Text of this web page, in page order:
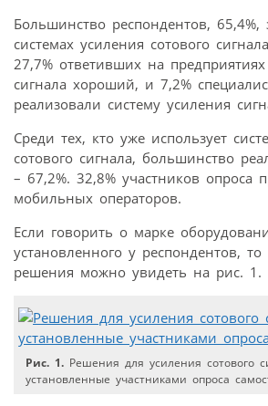
Большинство респондентов, 65,4%,
системах усиления сотового
27,7% ответивших на
сигнала хороший, и 7,2%
реализовали систему усиления
Среди тех, кто уже использует
сотового сигнала, большинство
– 67,2%. 32,8% участников опроса
мобильных операторов.
Если говорить о марке
установленного у респондентов,
решения можно увидеть на рис. 1.
Рис. 1. Решения для усиления сотового
установленные участниками опроса